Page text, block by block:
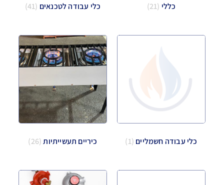
כללי (21) כלי עבודה לטכנאים (41)
כלי עבודה חשמליים (1) כיריים תעשייתיות(26)